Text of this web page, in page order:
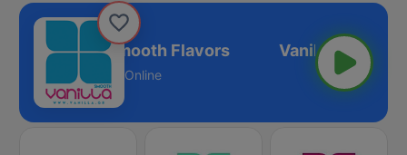
Radio - Smooth Flavors
Online